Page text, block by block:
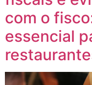
com o
essencial